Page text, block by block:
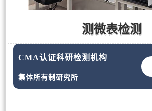
测微表检测
CMA认证科研检测机构
集体所有制研究所